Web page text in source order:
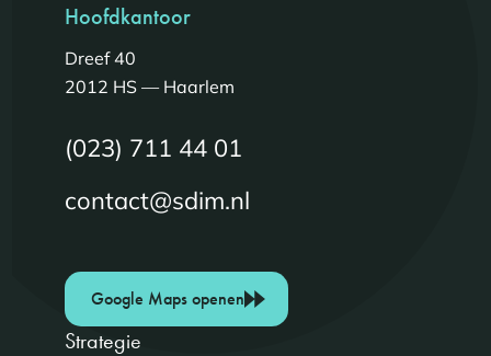
Hoofdkantoor
Dreef 40
2012 HS — Haarlem
(023) 711 44 01
contact@sdim.nl
Google Maps openen
Strategie